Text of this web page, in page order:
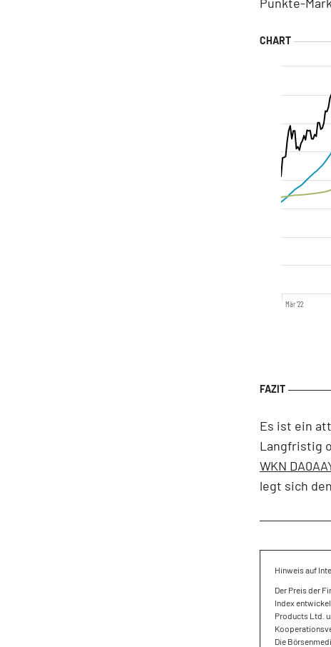
Mär '22
Es ist ein
Langfristig
WKN
legt sich
Hinweis auf
Der Preis der
Index
Products Ltd.
Die